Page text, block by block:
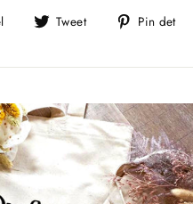
Del
Tweet
Tweet Pin det